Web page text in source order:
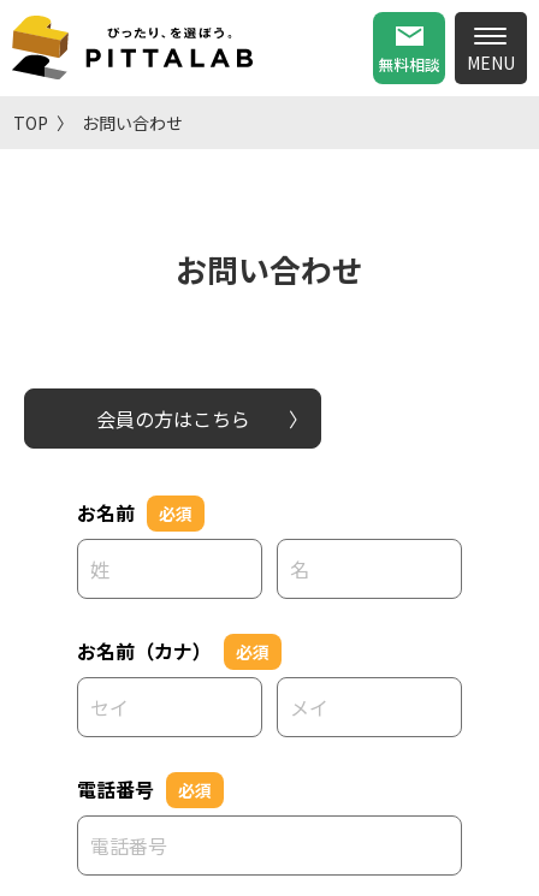
無料相談
TOP お問い合わせ
お問い合わせ
会員の方はこちら
お名前 必須
お名前（カナ） 必須
電話番号 必須